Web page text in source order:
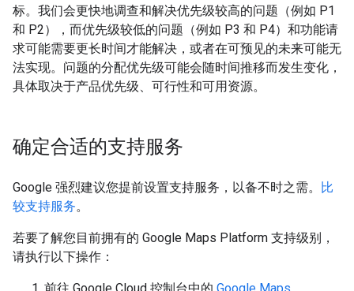
标。我们会更快地调查和解决优先级较高的问题（例如 P1
和 P2），而优先级较低的问题（例如 P3 和 P4）和功能请
求可能需要更长时间才能解决，或者在可预见的未来可能无
法实现。问题的分配优先级可能会随时间推移而发生变化，
具体取决于产品优先级、可行性和可用资源。
确定合适的支持服务
Google 强烈建议您提前设置支持服务，以备不时之需。
比
较支持服务。
若要了解您目前拥有的 Google Maps Platform 支持级别，
请执行以下操作：